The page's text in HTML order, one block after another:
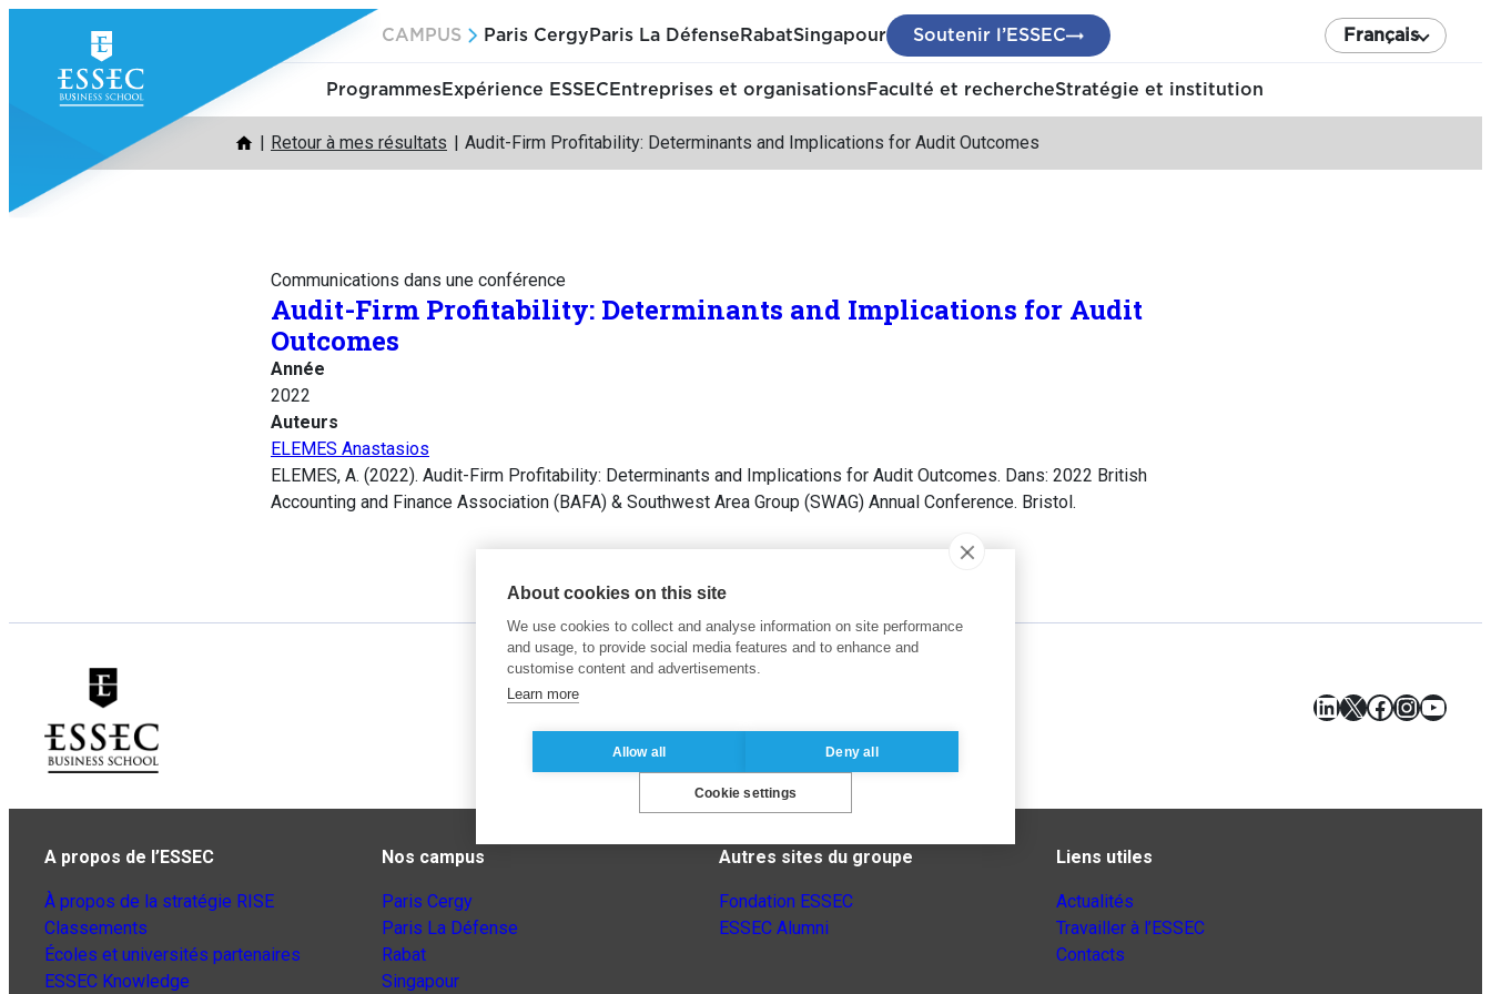
contenu
CAMPUS Paris Cergy Paris La Défense RabatSingapour Soutenir l’ESSEC Français
ProgrammesExpérience ESSEC Entreprises et organisationsFaculté et rechercheStratégie et institution
Retour à mes résultats Audit-Firm Profitability: Determinants and Implications for Audit Outcomes
Communications dans une conférence
Audit-Firm Profitability: Determinants and Implications for Audit
Outcomes
Année
2022
Auteurs
ELEMES Anastasios
ELEMES, A. (2022). Audit-Firm Profitability: Determinants and Implications for Audit Outcomes. Dans: 2022 British
Accounting and Finance Association (BAFA) & Southwest Area Group (SWAG) Annual Conference. Bristol.
LinkedIn
X Facebook
A propos de l’ESSEC
À propos de la stratégie RISE
Classements
Écoles et universités partenaires
ESSEC Knowledge
Nos campus
Paris Cergy
Paris La Défense
Rabat
Singapour
Autres sites du groupe
Fondation ESSEC
ESSEC Alumni
Liens utiles
Actualités
Travailler à l’ESSEC
Contacts
About cookies on this site
We use cookies to collect and analyse information on site performance
and usage, to provide social media features and to enhance and
customise content and advertisements.
Learn more
Allow all Deny all
Cookie settings